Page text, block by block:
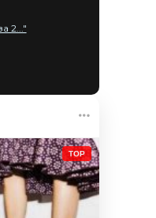
2..."
TOP